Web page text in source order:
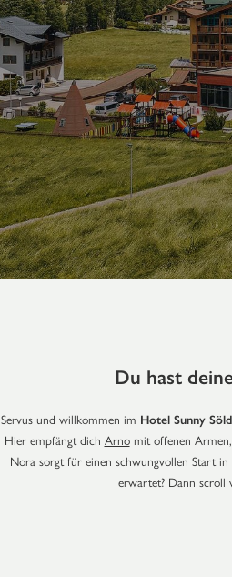
Du hast
Servus und willkommen im Hotel Sunny
Hier empfängt dich Arnomit offenen Armen,
Nora sorgt für einen schwungvollen Start
erwartet? Dann scroll